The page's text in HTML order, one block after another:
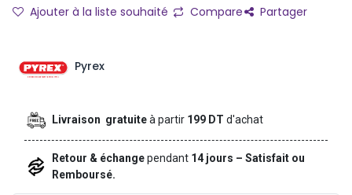
Ajouter à la liste souhaité Compare Partager
Pyrex
Livraison gratuiteà partir 199 DTd'achat
Retour & échangependant 14 jours – Satisfait ou
Remboursé.